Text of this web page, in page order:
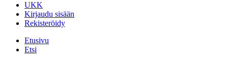
UKK
Kirjaudu sisään
Rekisteröidy
Etusivu
Etsi